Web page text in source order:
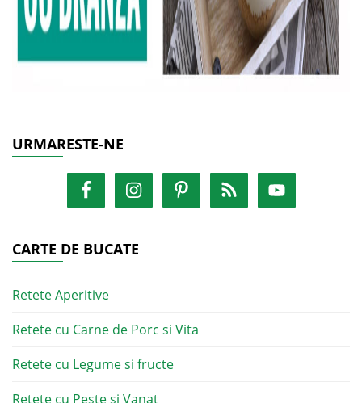
URMARESTE-NE
CARTE DE BUCATE
Retete Aperitive
Retete cu Carne de Porc si Vita
Retete cu Legume si fructe
Retete cu Peste si Vanat